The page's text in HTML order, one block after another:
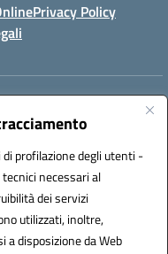
profilazione degli utenti -
necessari al
dei servizi
utilizzati, inoltre,
disposizione da Web
Privacy Policy